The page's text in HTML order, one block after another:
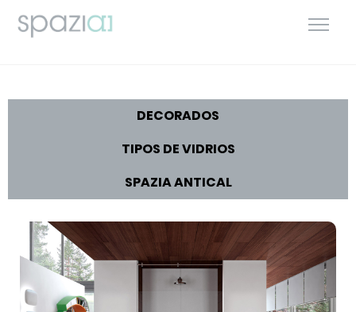
DECORADOS
TIPOS DE VIDRIOS
SPAZIA ANTICAL